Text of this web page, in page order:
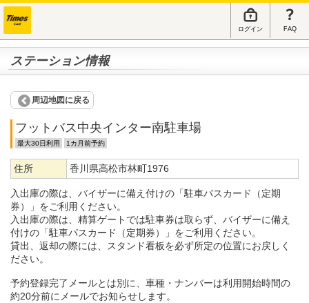
ログイン FAQ
ステーション情報
周辺地図に戻る
フットバス中央インター南駐車場
最大30日利用 1カ月前予約
住所 香川県高松市林町1976
入出庫の際は、バイザーに備え付けの「駐車パスカード（定期
券）」をご利用ください。
入出庫の際は、精算ゲートでは駐車券は取らず、バイザーに備え
付けの「駐車パスカード（定期券）」をご利用ください。
貸出、返却の際には、スタンド看板を必ず所定の位置にお戻しく
ださい。
予約登録完了メールとは別に、車種・ナンバーは利用開始時間の
約20分前にメールでお知らせします。